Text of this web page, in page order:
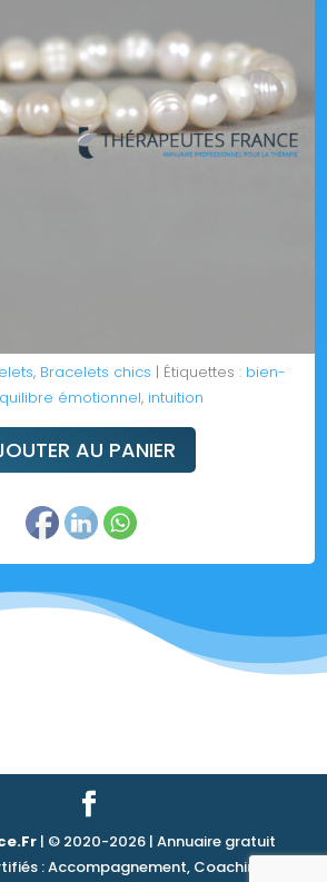
, Bracelets chics Étiquettes : bien-
émotionnel, intuition
AU PANIER
| © 2020-2026 | Annuaire gratuit
: Accompagnement, Coaching &